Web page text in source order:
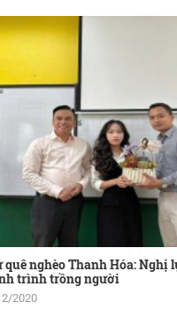
quê nghèo Thanh Hóa: Nghị
trình trồng người
2020